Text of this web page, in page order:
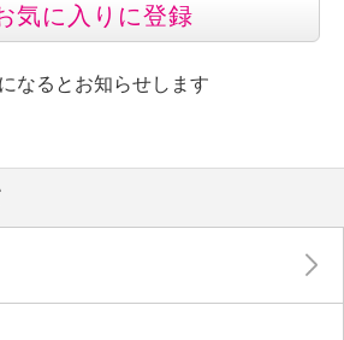
気に入りに登録
なるとお知らせします